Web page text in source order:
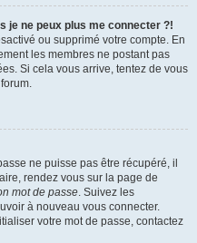
je ne peux plus me connecter ?!
ou supprimé votre compte. En
les membres ne postant pas
Si cela vous arrive, tentez de vous
ne puisse pas être récupéré, il
rendez vous sur la page de
mot de passe. Suivez les
à nouveau vous connecter.
votre mot de passe, contactez